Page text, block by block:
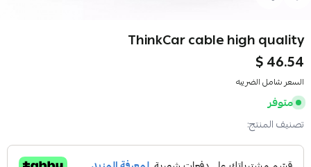
ThinkCar cable high quality
46.54 $
السعر شامل الضريبه
متوفر
تصنيف المنتج: